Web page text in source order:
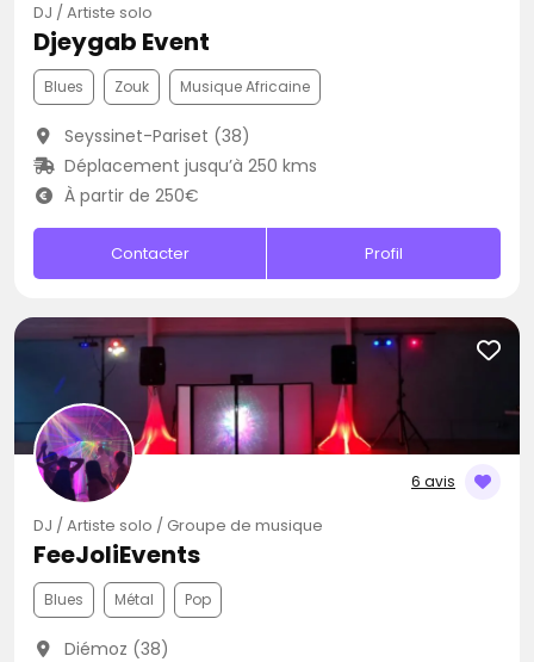
DJ / Artiste solo
Djeygab Event
Blues Zouk Musique Africaine
Seyssinet-Pariset (38)
Déplacement jusqu’à 250 kms
À partir de 250€
Contacter Profil
6 avis
DJ / Artiste solo / Groupe de musique
FeeJoliEvents
Blues Métal Pop
Diémoz (38)